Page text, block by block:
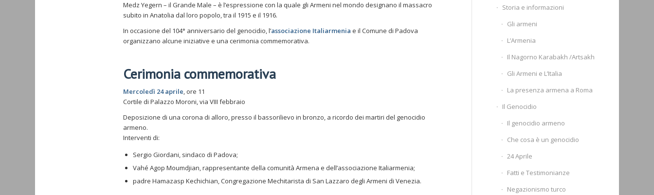
Medz Yegern – il Grande Male – è l’espressione con la quale gli Armeni nel mondo designano il massacro
subito in Anatolia dal loro popolo, tra il 1915 e il 1916.
In occasione del 104° anniversario del genocidio, l’associazione Italiarmenia e il Comune di Padova
organizzano alcune iniziative e una cerimonia commemorativa.
Cerimonia commemorativa
Mercoledì 24 aprile, ore 11
Cortile di Palazzo Moroni, via VIII febbraio
Deposizione di una corona di alloro, presso il bassorilievo in bronzo, a ricordo dei martiri del genocidio
armeno.
Interventi di:
Sergio Giordani, sindaco di Padova;
Vahé Agop Moumdjian, rappresentante della comunità Armena e dell’associazione Italiarmenia;
padre Hamazasp Kechichian, Congregazione Mechitarista di San Lazzaro degli Armeni di Venezia.
Storia e informazioni
Gli armeni
L’Armenia
Il Nagorno Karabakh /Artsakh
Gli Armeni e L’Italia
La presenza armena a Roma
Il Genocidio
Il genocidio armeno
Che cosa è un genocidio
24 Aprile
Fatti e Testimonianze
Negazionismo turco